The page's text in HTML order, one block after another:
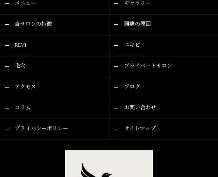
メニュー ギャラリー
当サロンの特徴 腰痛の原因
REVI ニキビ
毛穴 プライベートサロン
アクセス ブログ
コラム お問い合わせ
プライバシーポリシー サイトマップ